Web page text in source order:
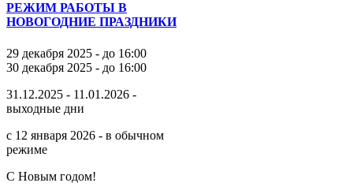
РЕЖИМ РАБОТЫ В
НОВОГОДНИЕ ПРАЗДНИКИ
29 декабря 2025 - до 16:00
30 декабря 2025 - до 16:00
31.12.2025 - 11.01.2026 -
выходные дни
с 12 января 2026 - в обычном
режиме
С Новым годом!